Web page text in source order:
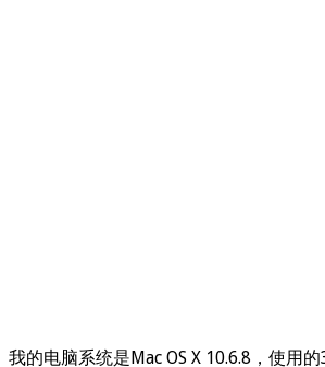
我的电脑系统是Mac OS X 10.6.8，使用